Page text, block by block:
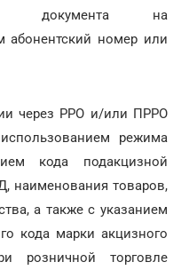
документа на
абонентский номер или
через РРО и/или ПРРО
режима
кода подакцизной
наименования товаров,
а также с указанием
кода марки акцизного
розничной торговле